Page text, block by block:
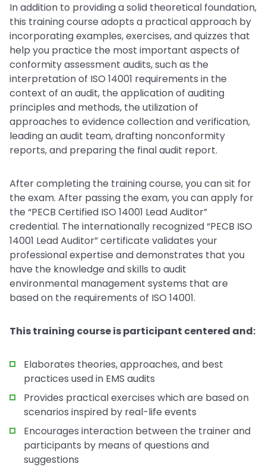
In addition to providing a solid theoretical foundation,
this training course adopts a practical approach by
incorporating examples, exercises, and quizzes that
help you practice the most important aspects of
conformity assessment audits, such as the
interpretation of ISO 14001 requirements in the
context of an audit, the application of auditing
principles and methods, the utilization of
approaches to evidence collection and verification,
leading an audit team, drafting nonconformity
reports, and preparing the final audit report.
After completing the training course, you can sit for
the exam. After passing the exam, you can apply for
the “PECB Certified ISO 14001 Lead Auditor”
credential. The internationally recognized “PECB ISO
14001 Lead Auditor” certificate validates your
professional expertise and demonstrates that you
have the knowledge and skills to audit
environmental management systems that are
based on the requirements of ISO 14001.
This training course is participant centered and:
Elaborates theories, approaches, and best
practices used in EMS audits
Provides practical exercises which are based on
scenarios inspired by real-life events
Encourages interaction between the trainer and
participants by means of questions and
suggestions